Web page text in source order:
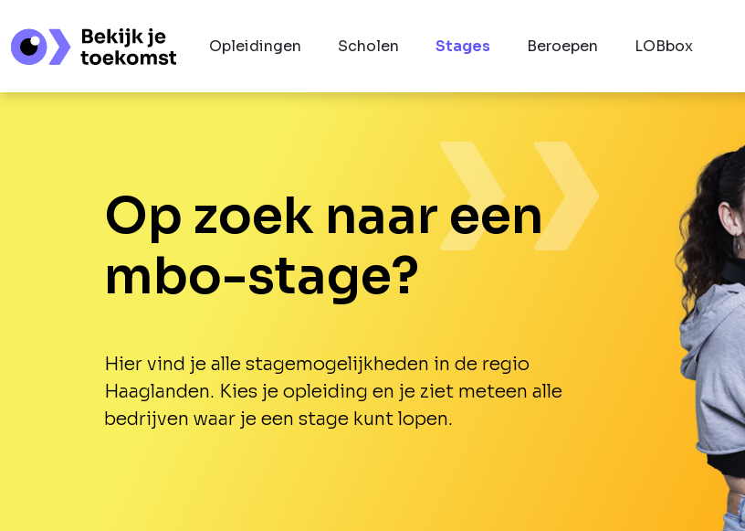
Opleidingen Scholen Stages Beroepen LOBbox
Op zoek naar een
mbo-stage?
Hier vind je alle stagemogelijkheden in de regio
Haaglanden. Kies je opleiding en je ziet meteen alle
bedrijven waar je een stage kunt lopen.